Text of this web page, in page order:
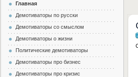
Demotes.ru
Главная
Демотиваторы по русски
Демотиваторы со смыслом
Демотиваторы о жизни
Политические демотиваторы
Демотиваторы про бизнес
Демотиваторы про кризис